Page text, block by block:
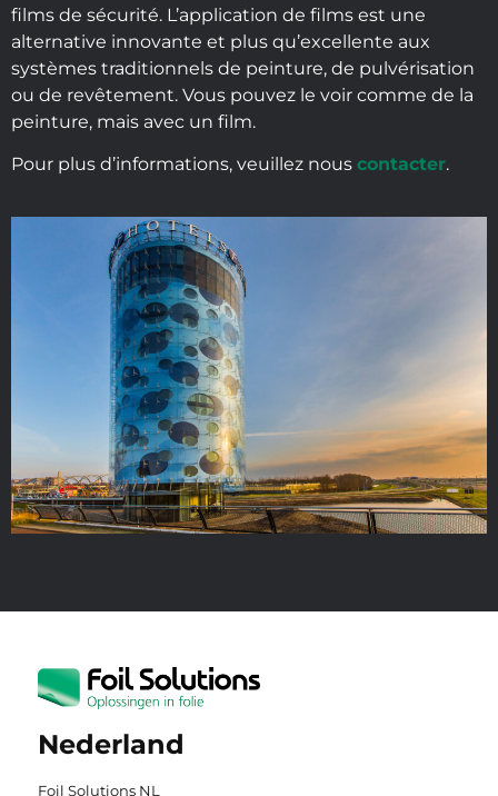
films de sécurité. L’application de films est une
alternative innovante et plus qu’excellente aux
systèmes traditionnels de peinture, de pulvérisation
ou de revêtement. Vous pouvez le voir comme de la
peinture, mais avec un film.
Pour plus d’informations, veuillez nous contacter.
Nederland
Foil Solutions NL